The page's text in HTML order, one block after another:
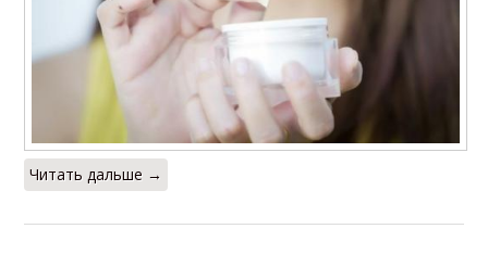
Читать дальше →